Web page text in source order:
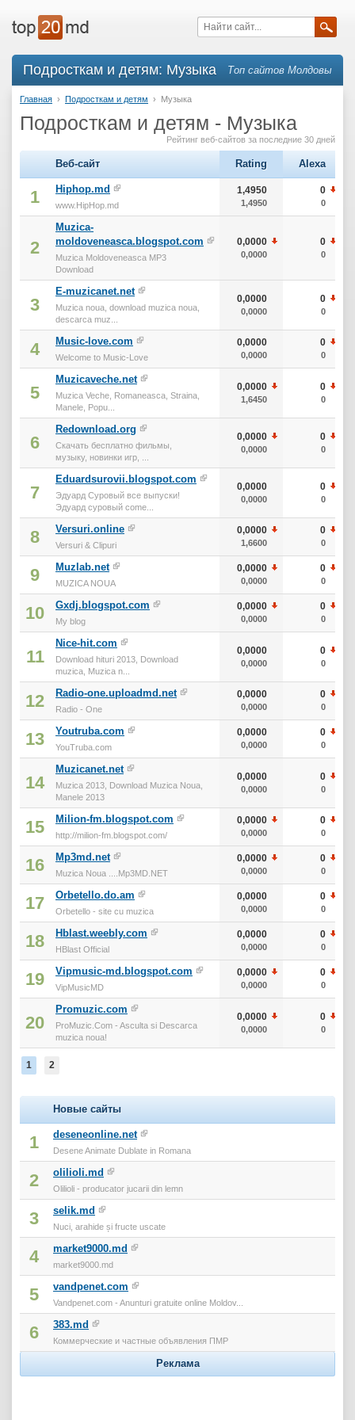
Подросткам и детям: Музыка Топ сайтов Молдовы
Главная › Подросткам и детям › Музыка
Подросткам и детям - Музыка
Рейтинг веб-сайтов за последние 30 дней
Веб-сайт Rating Alexa
1 Hiphop.md
www.HipHop.md
1,4950
1,4950
0
0
2
Muzica-
moldoveneasca.blogspot.com
Muzica Moldoveneasca MP3
Download
0,0000
0,0000
0
0
3
E-muzicanet.net
Muzica noua, download muzica noua,
descarca muz...
0,0000
0,0000
0
0
4 Music-love.com
Welcome to Music-Love
0,0000
0,0000
0
0
5
Muzicaveche.net
Muzica Veche, Romaneasca, Straina,
Manele, Popu...
0,0000
1,6450
0
0
6
Redownload.org
Скачать бесплатно фильмы,
музыку, новинки игр, ...
0,0000
0,0000
0
0
7
Eduardsurovii.blogspot.com
Эдуард Суровый все выпуски!
Эдуард суровый come...
0,0000
0,0000
0
0
8 Versuri.online
Versuri & Clipuri
0,0000
1,6600
0
0
9 Muzlab.net
MUZICA NOUA
0,0000
0,0000
0
0
10 Gxdj.blogspot.com
My blog
0,0000
0,0000
0
0
11
Nice-hit.com
Download hituri 2013, Download
muzica, Muzica n...
0,0000
0,0000
0
0
12 Radio-one.uploadmd.net
Radio - One
0,0000
0,0000
0
0
13 Youtruba.com
YouTruba.com
0,0000
0,0000
0
0
14
Muzicanet.net
Muzica 2013, Download Muzica Noua,
Manele 2013
0,0000
0,0000
0
0
15 Milion-fm.blogspot.com
http://milion-fm.blogspot.com/
0,0000
0,0000
0
0
16 Mp3md.net
Muzica Noua ....Mp3MD.NET
0,0000
0,0000
0
0
17 Orbetello.do.am
Orbetello - site cu muzica
0,0000
0,0000
0
0
18 Hblast.weebly.com
HBlast Official
0,0000
0,0000
0
0
19 Vipmusic-md.blogspot.com
VipMusicMD
0,0000
0,0000
0
0
20
Promuzic.com
ProMuzic.Com - Asculta si Descarca
muzica noua!
0,0000
0,0000
0
0
1 2
Новые сайты
1 deseneonline.net
Desene Animate Dublate in Romana
2 olilioli.md
Olilioli - producator jucarii din lemn
3 selik.md
Nuci, arahide și fructe uscate
4 market9000.md
market9000.md
5 vandpenet.com
Vandpenet.com - Anunturi gratuite online Moldov...
6 383.md
Коммерческие и частные объявления ПМР
Реклама